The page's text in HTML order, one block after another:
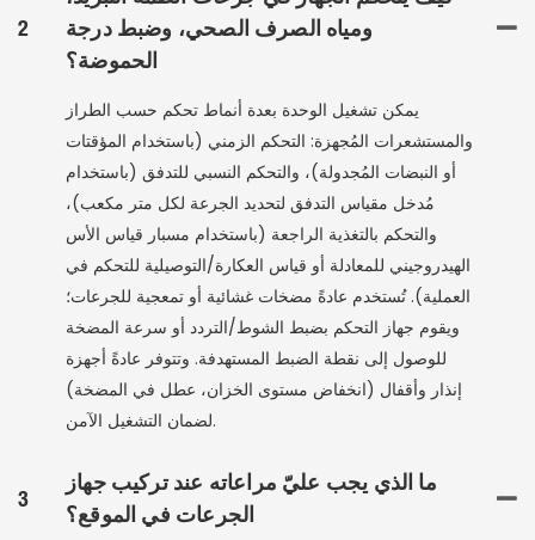
2
ومياه الصرف الصحي، وضبط درجة
الحموضة؟
يمكن تشغيل الوحدة بعدة أنماط تحكم حسب الطراز
والمستشعرات المُجهزة: التحكم الزمني (باستخدام المؤقتات
أو النبضات المُجدولة)، والتحكم النسبي للتدفق (باستخدام
مُدخل مقياس التدفق لتحديد الجرعة لكل متر مكعب)،
والتحكم بالتغذية الراجعة (باستخدام مسبار قياس الأس
الهيدروجيني للمعادلة أو قياس العكارة/التوصيلية للتحكم في
العملية). تُستخدم عادةً مضخات غشائية أو تمعجية للجرعات؛
ويقوم جهاز التحكم بضبط الشوط/التردد أو سرعة المضخة
للوصول إلى نقطة الضبط المستهدفة. وتتوفر عادةً أجهزة
إنذار وأقفال (انخفاض مستوى الخزان، عطل في المضخة)
لضمان التشغيل الآمن.
3
ما الذي يجب عليّ مراعاته عند تركيب جهاز
الجرعات في الموقع؟